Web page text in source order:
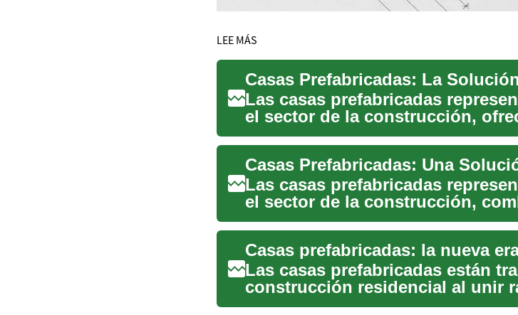
LEE MÁS
Las casas prefabricadas
el sector de la construcción,
eficie...
Las casas prefabricadas
el sector de la construcción,
sostenibil...
Las casas prefabricadas están
construcción residencial al unir
sostenibilidad. Fab...